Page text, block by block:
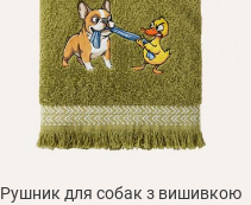
Рушник для собак з вишивкою